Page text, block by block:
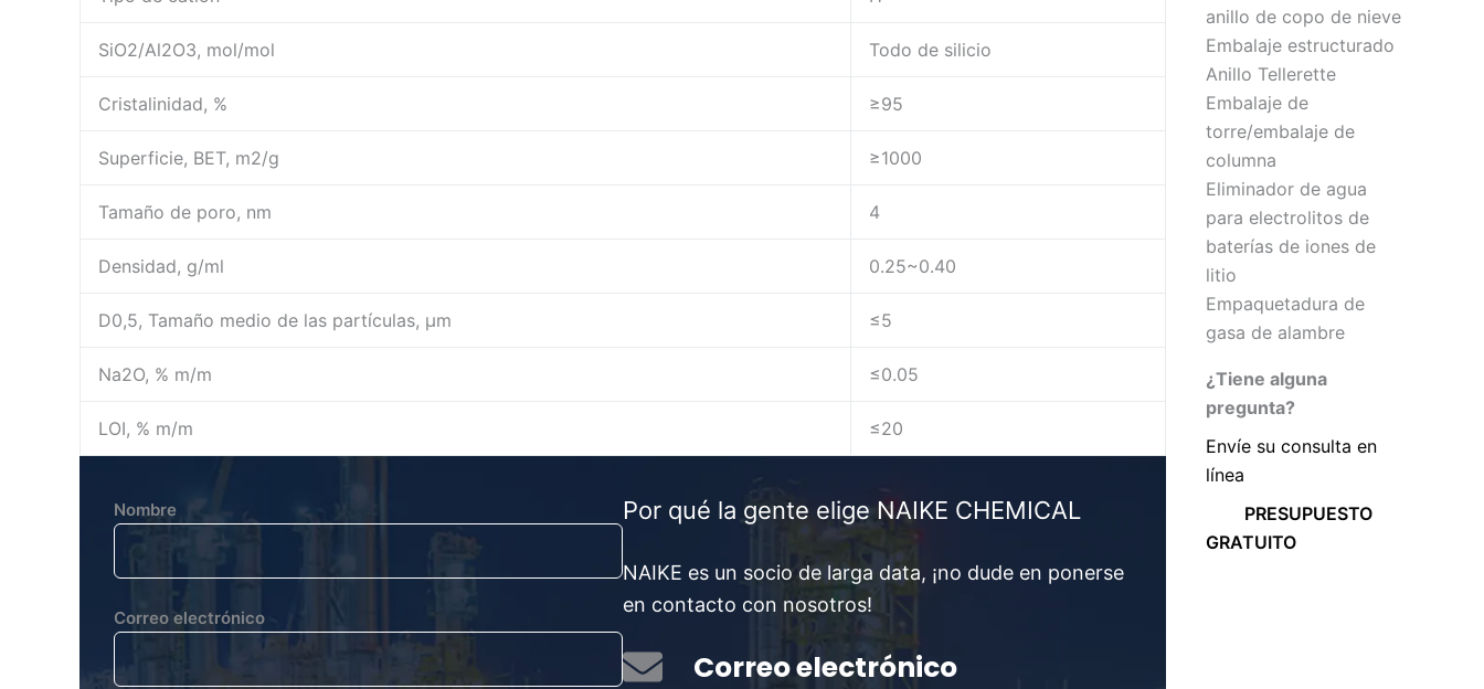
SiO2/Al2O3, mol/mol Todo de silicio
Cristalinidad, % ≥95
Superficie, BET, m2/g ≥1000
Tamaño de poro, nm 4
Densidad, g/ml 0.25~0.40
D0,5, Tamaño medio de las partículas, μm ≤5
Na2O, % m/m ≤0.05
LOI, % m/m ≤20
Nombre
Correo electrónico
Por qué la gente elige NAIKE CHEMICAL
NAIKE es un socio de larga data, ¡no dude en ponerse
en contacto con nosotros!
Correo electrónico
anillo de copo de nieve
Embalaje estructurado
Anillo Tellerette
Embalaje de
torre/embalaje de
columna
Eliminador de agua
para electrolitos de
baterías de iones de
litio
Empaquetadura de
gasa de alambre
¿Tiene alguna
pregunta?
Envíe su consulta en
línea
PRESUPUESTO
GRATUITO